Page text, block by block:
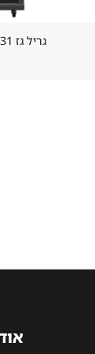
גריל גז ⁦COLEMAN G53231⁩